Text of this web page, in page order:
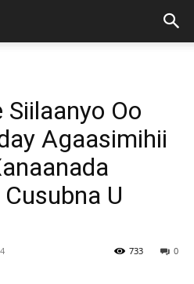
Oo
Agaasimihii
U
0
733